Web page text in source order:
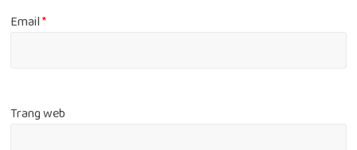
Email*
Trang web